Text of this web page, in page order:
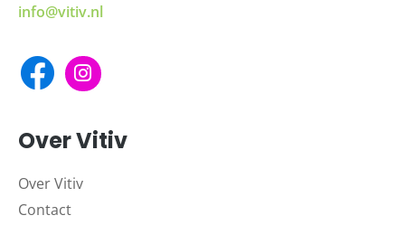
info@vitiv.nl
Over Vitiv
Over Vitiv
Contact